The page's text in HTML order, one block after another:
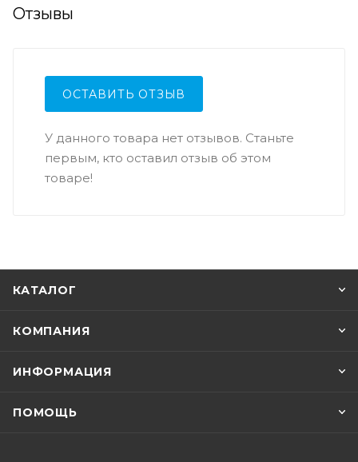
Отзывы
ОСТАВИТЬ ОТЗЫВ
У данного товара нет отзывов. Станьте
первым, кто оставил отзыв об этом
товаре!
КАТАЛОГ
КОМПАНИЯ
ИНФОРМАЦИЯ
ПОМОЩЬ